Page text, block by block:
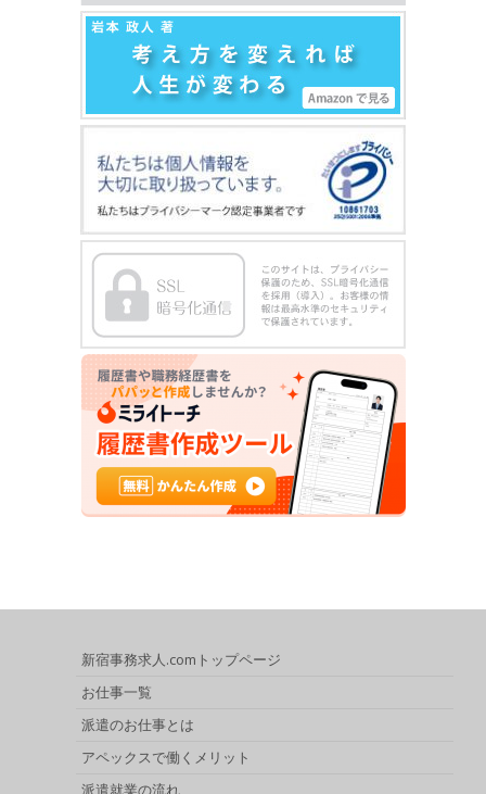
新宿事務求人.comトップページ
お仕事一覧
派遣のお仕事とは
アペックスで働くメリット
派遣就業の流れ